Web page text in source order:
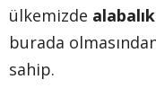
ülkemizde
burada
sahip.